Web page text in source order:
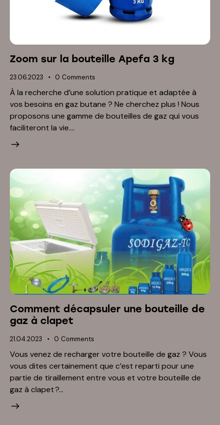
Zoom sur la bouteille Apefa 3 kg
23.06.2023 0 Comments
À la recherche d’une solution pratique et adaptée à
vos besoins en gaz butane ? Ne cherchez plus ! Nous
proposons une gamme de bouteilles de gaz qui vous
faciliteront la vie.…
Comment décapsuler une bouteille de
gaz à clapet
21.04.2023 0 Comments
Vous venez de recharger votre bouteille de gaz ? Vous
vous dites certainement que c’est reparti pour une
partie de tiraillement entre vous et votre bouteille de
gaz à clapet ?…